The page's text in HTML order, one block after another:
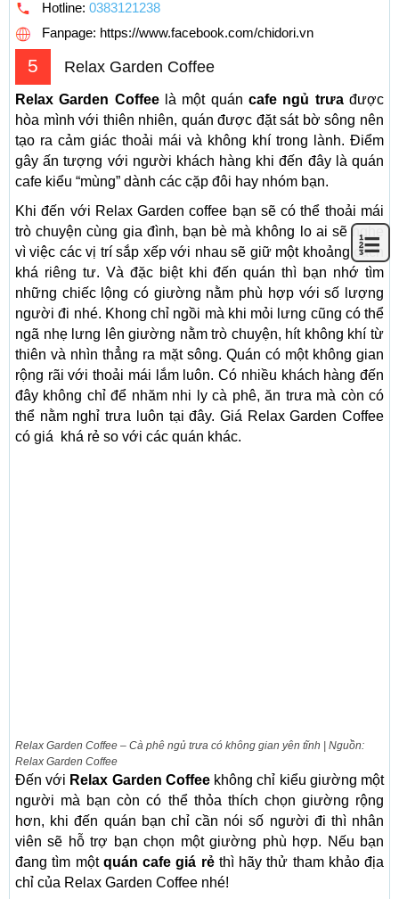
Hotline: 0383121238
Fanpage: https://www.facebook.com/chidori.vn
5 Relax Garden Coffee
Relax Garden Coffeelà một quáncafe ngủ trưađược
hòa mình với thiên nhiên, quán được đặt sát bờ sông nên
tạo ra cảm giác thoải mái và không khí trong lành. Điểm
gây ấn tượng với người khách hàng khi đến đây là quán
cafe kiểu “mùng” dành các cặp đôi hay nhóm bạn.
Khi đến với Relax Garden coffee bạn sẽ có thể thoải mái
trò chuyện cùng gia đình, bạn bè mà không lo ai sẽ nghe
vì việc các vị trí sắp xếp với nhau sẽ giữ một khoảng cách
khá riêng tư. Và đặc biệt khi đến quán thì bạn nhớ tìm
những chiếc lộng có giường nằm phù hợp với số lượng
người đi nhé. Khong chỉ ngồi mà khi mỏi lưng cũng có thể
ngã nhẹ lưng lên giường nằm trò chuyện, hít không khí từ
thiên và nhìn thẳng ra mặt sông. Quán có một không gian
rộng rãi với thoải mái lắm luôn. Có nhiều khách hàng đến
đây không chỉ để nhăm nhi ly cà phê, ăn trưa mà còn có
thể nằm nghỉ trưa luôn tại đây. Giá Relax Garden Coffee
có giá khá rẻ so với các quán khác.
Relax Garden Coffee – Cà phê ngủ trưa có không gian yên tĩnh | Nguồn:
Relax Garden Coffee
Đến với Relax Garden Coffeekhông chỉ kiểu giường một
người mà bạn còn có thể thỏa thích chọn giường rộng
hơn, khi đến quán bạn chỉ cần nói số người đi thì nhân
viên sẽ hỗ trợ bạn chọn một giường phù hợp. Nếu bạn
đang tìm một quán cafe giá rẻthì hãy thử tham khảo địa
chỉ của Relax Garden Coffee nhé!